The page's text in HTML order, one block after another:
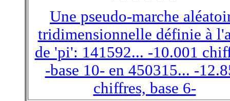
Une pseudo-marche
tridimensionnelle définie à
de 'pi': 141592... -10.001
-base 10- en 450315... -
chiffres, base 6-